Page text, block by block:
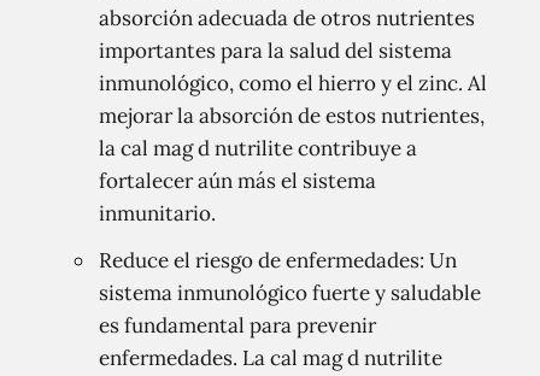
absorción adecuada de otros nutrientes
importantes para la salud del sistema
inmunológico, como el hierro y el zinc. Al
mejorar la absorción de estos nutrientes,
la cal mag d nutrilite contribuye a
fortalecer aún más el sistema
inmunitario.
Reduce el riesgo de enfermedades: Un
sistema inmunológico fuerte y saludable
es fundamental para prevenir
enfermedades. La cal mag d nutrilite